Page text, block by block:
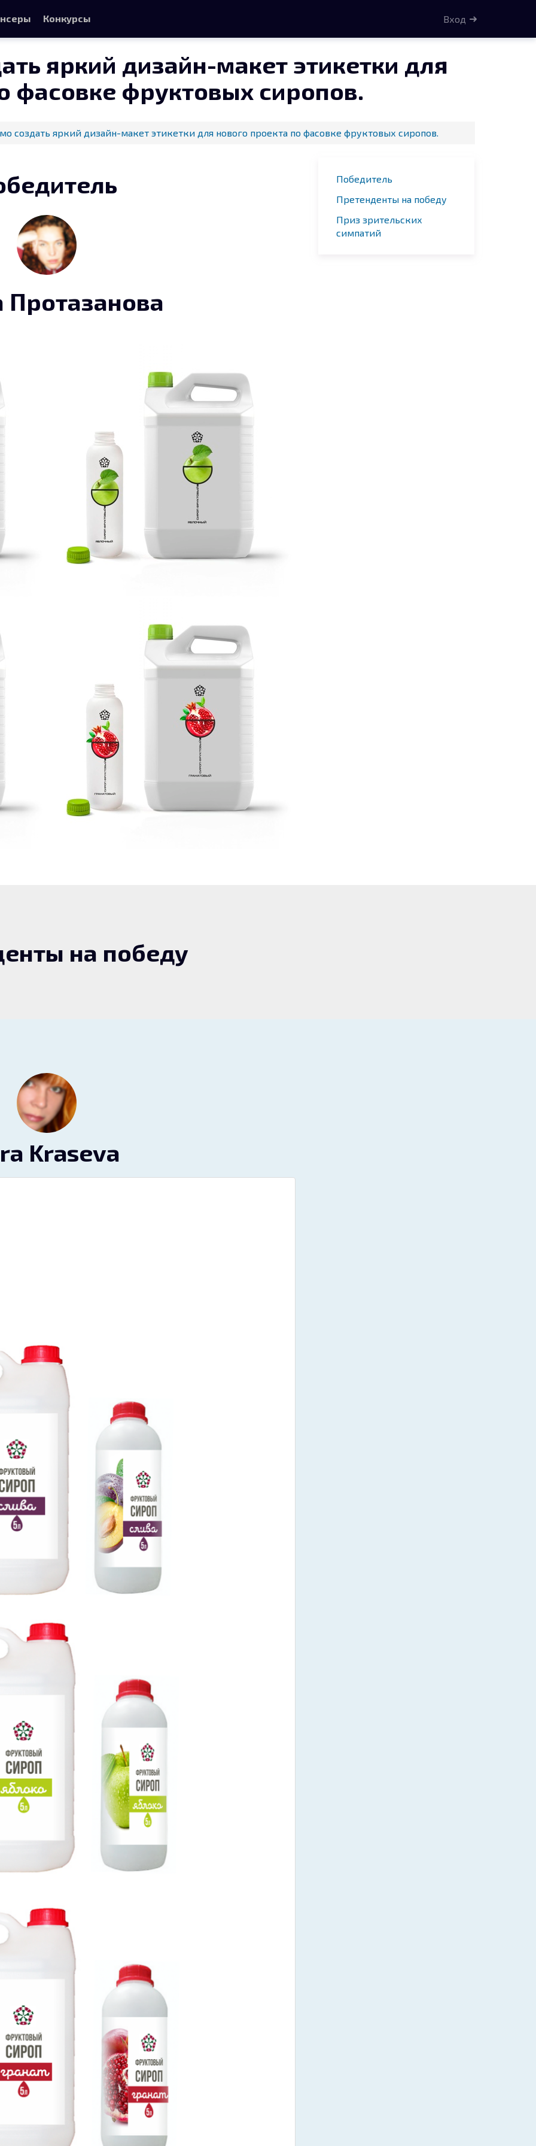
яркий дизайн-макет этикетки для
фасовке фруктовых сиропов.
создать яркий дизайн-макет этикетки для нового проекта по фасовке фруктовых сиропов.
Победитель
Претенденты на победу
Приз зрительских
симпатий
на победу
Kraseva
Конкурсы Вход